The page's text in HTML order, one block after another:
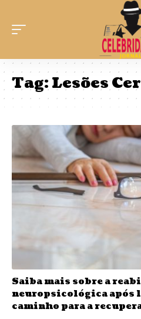
Tag:Lesões
Saiba mais sobre a
neuropsicológica após
caminho para a